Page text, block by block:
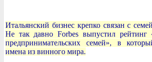
Итальянский бизнес крепко связан с
Не так давно Forbes выпустил рейтинг
предпринимательских семей», в
имена из винного мира.